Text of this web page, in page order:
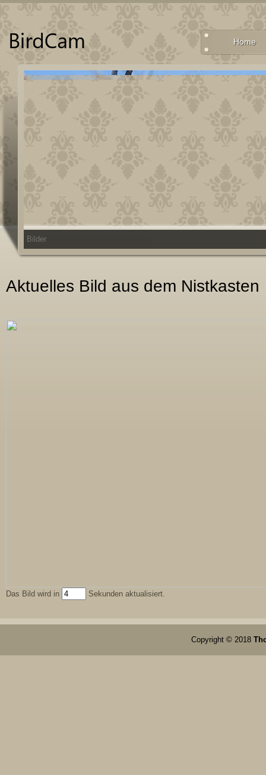
Home
Bilder
Aktuelles Bild aus dem Nistkasten
Das Bild wird in Sekunden aktualisiert.
Copyright © 2018